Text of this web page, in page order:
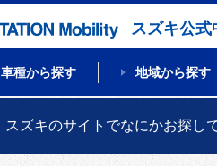
スズキ公式
車種から探す 地域から探す
スズキのサイトでなにかお探し